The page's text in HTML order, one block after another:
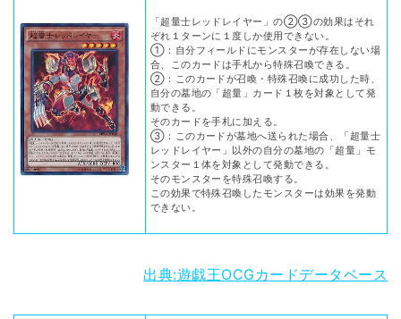
「超量士レッドレイヤー」の②③の効果はそれ
ぞれ１ターンに１度しか使用できない。
①：自分フィールドにモンスターが存在しない場
合、このカードは手札から特殊召喚できる。
②：このカードが召喚・特殊召喚に成功した時、
自分の墓地の「超量」カード１枚を対象として発
動できる。
そのカードを手札に加える。
③：このカードが墓地へ送られた場合、「超量士
レッドレイヤー」以外の自分の墓地の「超量」モ
ンスター１体を対象として発動できる。
そのモンスターを特殊召喚する。
この効果で特殊召喚したモンスターは効果を発動
できない。
出典:遊戯王OCGカードデータベース